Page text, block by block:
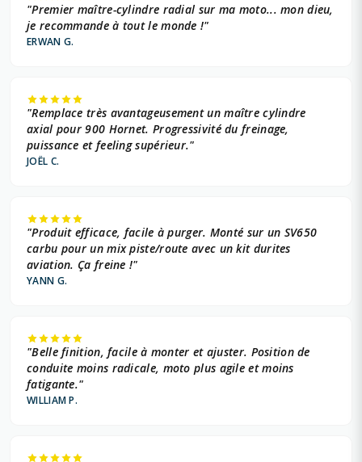
"Premier maître-cylindre radial sur ma moto... mon dieu,
je recommande à tout le monde !"
ERWAN G.
"Remplace très avantageusement un maître cylindre
axial pour 900 Hornet. Progressivité du freinage,
puissance et feeling supérieur."
JOËL C.
"Produit efficace, facile à purger. Monté sur un SV650
carbu pour un mix piste/route avec un kit durites
aviation. Ça freine !"
YANN G.
"Belle finition, facile à monter et ajuster. Position de
conduite moins radicale, moto plus agile et moins
fatigante."
WILLIAM P.